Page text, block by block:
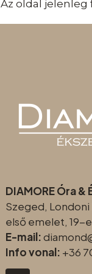
Az oldal jelenleg
DIAMORE Óra &
Szeged, Londoni
első emelet, 19-
E-mail:
Info vonal: +36